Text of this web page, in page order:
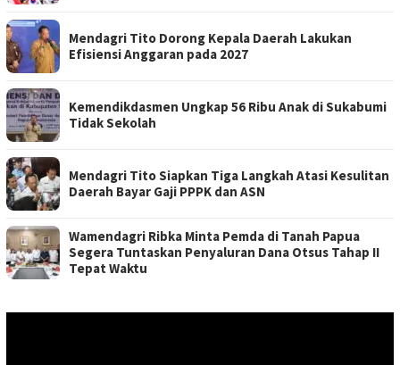
Mendagri Tito Dorong Kepala Daerah Lakukan
Efisiensi Anggaran pada 2027
Kemendikdasmen Ungkap 56 Ribu Anak di Sukabumi
Tidak Sekolah
Mendagri Tito Siapkan Tiga Langkah Atasi Kesulitan
Daerah Bayar Gaji PPPK dan ASN
Wamendagri Ribka Minta Pemda di Tanah Papua
Segera Tuntaskan Penyaluran Dana Otsus Tahap II
Tepat Waktu